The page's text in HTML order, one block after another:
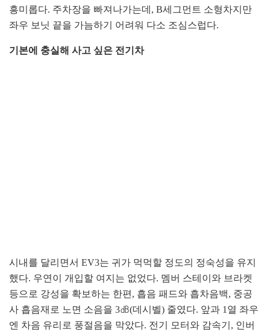
흥미롭다. 주차장을 빠져나가는데, B세그먼트 소형차지만
좌우 보닛 끝을 가늠하기 어려워 다소 조심스럽다.
기본에 충실해 사고 싶은 전기차
시내를 달리면서 EV3는 귀가 먹먹할 정도의 정숙성을 유지
했다. 우연이 개입할 여지는 없었다. 멤버 스테이와 브라켓
등으로 강성을 확보하는 한편, 흡음 패드와 흡차음백, 중공
사 흡음재로 노면 소음을 3㏈(데시벨) 줄였다. 앞과 1열 좌우
엔 차음 유리로 풍절음을 막았다. 전기 모터와 감속기, 인버